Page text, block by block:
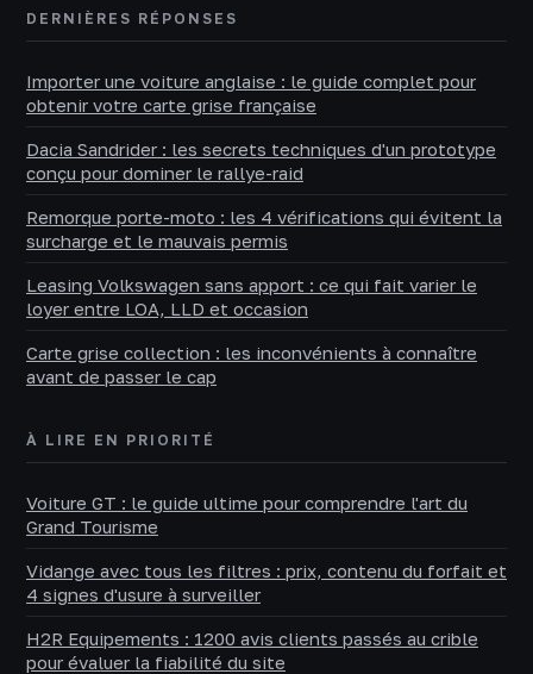
DERNIÈRES RÉPONSES
Importer une voiture anglaise : le guide complet pour
obtenir votre carte grise française
Dacia Sandrider : les secrets techniques d'un prototype
conçu pour dominer le rallye-raid
Remorque porte-moto : les 4 vérifications qui évitent la
surcharge et le mauvais permis
Leasing Volkswagen sans apport : ce qui fait varier le
loyer entre LOA, LLD et occasion
Carte grise collection : les inconvénients à connaître
avant de passer le cap
À LIRE EN PRIORITÉ
Voiture GT : le guide ultime pour comprendre l'art du
Grand Tourisme
Vidange avec tous les filtres : prix, contenu du forfait et
4 signes d'usure à surveiller
H2R Equipements : 1200 avis clients passés au crible
pour évaluer la fiabilité du site